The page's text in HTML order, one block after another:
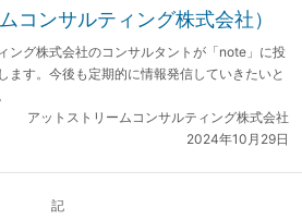
コンサルティング株式会社）
ング株式会社のコンサルタントが「note」に投
ます。今後も定期的に情報発信していきたいと
アットストリームコンサルティング株式会社
2024年10月29日
記